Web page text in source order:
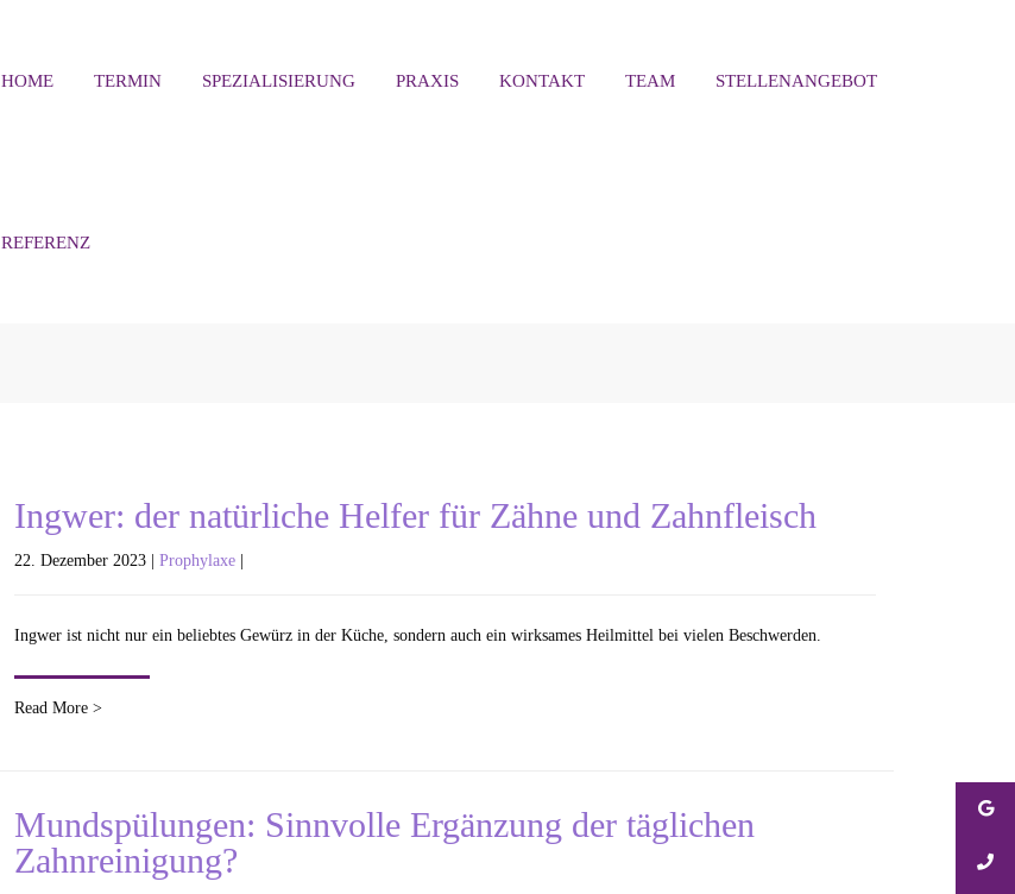
HOME TERMIN SPEZIALISIERUNG PRAXIS KONTAKT TEAM STELLENANGEBOT
REFERENZ
Ingwer: der natürliche Helfer für Zähne und Zahnfleisch
22. Dezember 2023 | Prophylaxe
Ingwer ist nicht nur ein beliebtes Gewürz in der Küche, sondern auch ein wirksames Heilmittel bei vielen Beschwerden.
Read More >
Mundspülungen: Sinnvolle Ergänzung der täglichen
Zahnreinigung?